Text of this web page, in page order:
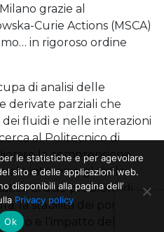
grazie al
Curie Actions (MSCA)
in rigoroso ordine
di analisi delle
derivate parziali che
fluidi e nelle interazioni
al Politecnico di
la comprensione
interesse globale
di due problemi di
la stabilità dei ponti
e l’impatto delle
le statistiche e per agevolare
sito e delle applicazioni web.
disponibili alla pagina dell’
Privacy policy
Ok